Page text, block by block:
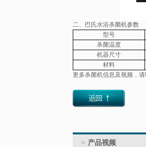
二、巴氏水浴杀菌机参数
型号
杀菌温度
机器尺寸
材料
更多杀菌机信息及视频，
产品视频